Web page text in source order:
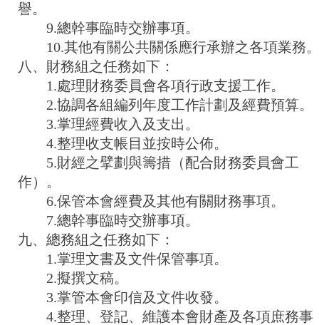
譽。
9.總幹事臨時交辦事項。
10.其他有關公共關係應行承辦之各項業務
八、財務組之任務如下：
1.處理財務委員會各項行政支援工作。
2.協調各組編列年度工作計劃及經費預算。
3.掌理經費收入及支出。
4.整理收支帳目並按時公佈。
5.財經之擘劃與籌措（配合財務委員會工
作）。
6.保管本會經費及其他有關財務事項。
7.總幹事臨時交辦事項。
九、總務組之任務如下：
1.掌理文書及文件保管事項。
2.擬撰文稿。
3.掌管本會印信及文件收發。
4.整理、登記、維護本會財產及各項庶務事